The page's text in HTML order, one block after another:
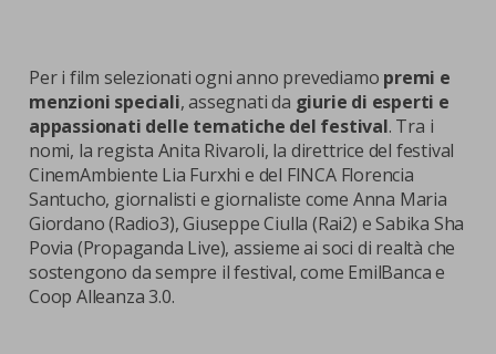
Per i film selezionati ogni anno prevediamo premi e
menzioni speciali, assegnati da giurie di esperti e
appassionati delle tematiche del festival. Tra i
nomi, la regista Anita Rivaroli, la direttrice del festival
CinemAmbiente Lia Furxhi e del FINCA Florencia
Santucho, giornalisti e giornaliste come Anna Maria
Giordano (Radio3), Giuseppe Ciulla (Rai2) e Sabika Sha
Povia (Propaganda Live), assieme ai soci di realtà che
sostengono da sempre il festival, come EmilBanca e
Coop Alleanza 3.0.